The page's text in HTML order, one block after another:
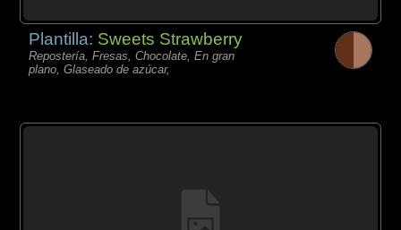
Plantilla: Sweets Strawberry
Repostería, Fresas, Chocolate, En gran
plano, Glaseado de azúcar,